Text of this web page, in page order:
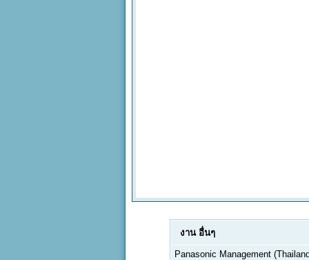
งาน อื่นๆ
Panasonic Management